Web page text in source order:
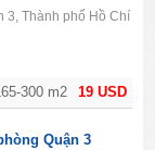
19 USD
300 m2
3, Thành phố Hồ Chí
Quận 3